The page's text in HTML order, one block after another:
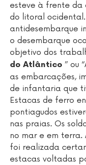
esteve à frente da
do litoral
antidesembarque
o desembarque
objetivo dos
do Atlântico ” ou
as embarcações,
de infantaria que
Estacas de ferro
pontiagudos
nas praias. Os
no mar e em terra.
foi realizada
estacas voltadas